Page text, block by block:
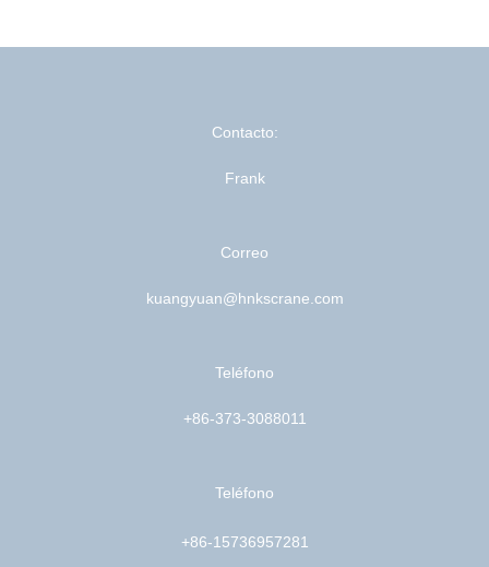
Contacto:
Frank
Correo
kuangyuan@hnkscrane.com
Teléfono
+86-373-3088011
Teléfono
+86-15736957281